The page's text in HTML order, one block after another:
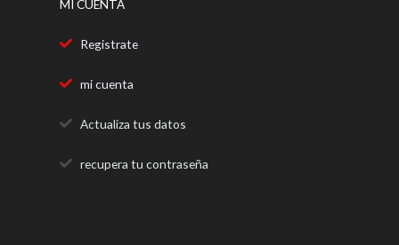
MI CUENTA
Registrate
mi cuenta
Actualiza tus datos
recupera tu contraseña